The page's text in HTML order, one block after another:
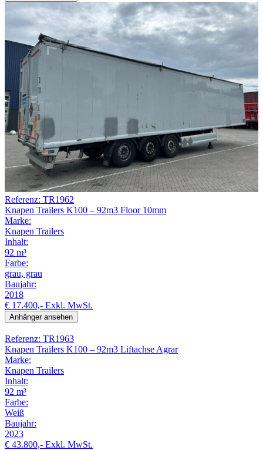
Referenz: TR1962
Knapen Trailers K100 – 92m3 Floor 10mm
Marke:
Knapen Trailers
Inhalt:
92 m³
Farbe:
grau, grau
Baujahr:
2018
€ 17.400,- Exkl. MwSt.
Anhänger ansehen
Referenz: TR1963
Knapen Trailers K100 – 92m3 Liftachse Agrar
Marke:
Knapen Trailers
Inhalt:
92 m³
Farbe:
Weiß
Baujahr:
2023
€ 43.800,- Exkl. MwSt.